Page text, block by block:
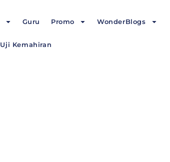
Guru Promo WonderBlogs
Uji Kemahiran